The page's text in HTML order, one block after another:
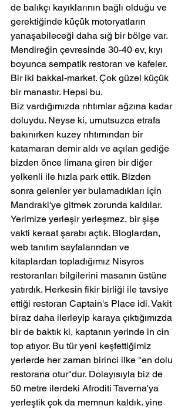
de balıkçı kayıklarının bağlı olduğu ve
gerektiğinde küçük motoryatların
yanaşabileceği daha sığ bir bölge var.
Mendireğin çevresinde 30-40 ev, kıyı
boyunca sempatik restoran ve kafeler.
Bir iki bakkal-market. Çok güzel küçük
bir manastır. Hepsi bu.
Biz vardığımızda rıhtımlar ağzına kadar
doluydu. Neyse ki, umutsuzca etrafa
bakınırken kuzey rıhtımından bir
katamaran demir aldı ve açılan gediğe
bizden önce limana giren bir diğer
yelkenli ile hızla park ettik. Bizden
sonra gelenler yer bulamadıkları için
Mandraki'ye gitmek zorunda kaldılar.
Yerimize yerleşir yerleşmez, bir şişe
vakti keraat şarabı açtık. Bloglardan,
web tanıtım sayfalarından ve
kitaplardan topladığımız Nisyros
restoranları bilgilerini masanın üstüne
yatırdık. Herkesin fikir birliği ile tavsiye
ettiği restoran Captain's Place idi. Vakit
biraz daha ilerleyip karaya çıktığımızda
bir de baktık ki, kaptanın yerinde in cin
top atıyor. Bu tür yeni keşfettiğimiz
yerlerde her zaman birinci ilke "en dolu
restorana otur"dur. Dolayısıyla biz de
50 metre ilerdeki Afroditi Taverna'ya
yerleştik çok da memnun kaldık. yine